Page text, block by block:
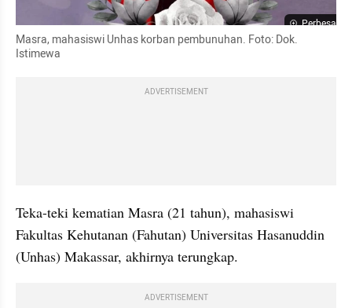
Perbesar
Masra, mahasiswi Unhas korban pembunuhan. Foto: Dok.
Istimewa
ADVERTISEMENT
Teka-teki kematian Masra (21 tahun), mahasiswi
Fakultas Kehutanan (Fahutan) Universitas Hasanuddin
(Unhas) Makassar, akhirnya terungkap.
ADVERTISEMENT